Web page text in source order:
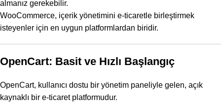
almanız gerekebilir.
WooCommerce, içerik yönetimini e-ticaretle birleştirmek
isteyenler için en uygun platformlardan biridir.
OpenCart: Basit ve Hızlı Başlangıç
OpenCart, kullanıcı dostu bir yönetim paneliyle gelen, açık
kaynaklı bir e-ticaret platformudur.